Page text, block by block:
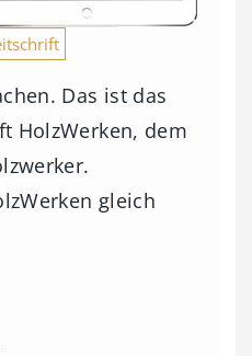
Das ist das
HolzWerken, dem
gleich